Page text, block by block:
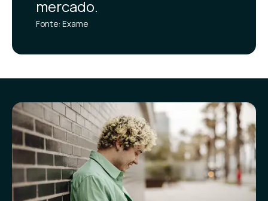
mercado.
Fonte: Exame